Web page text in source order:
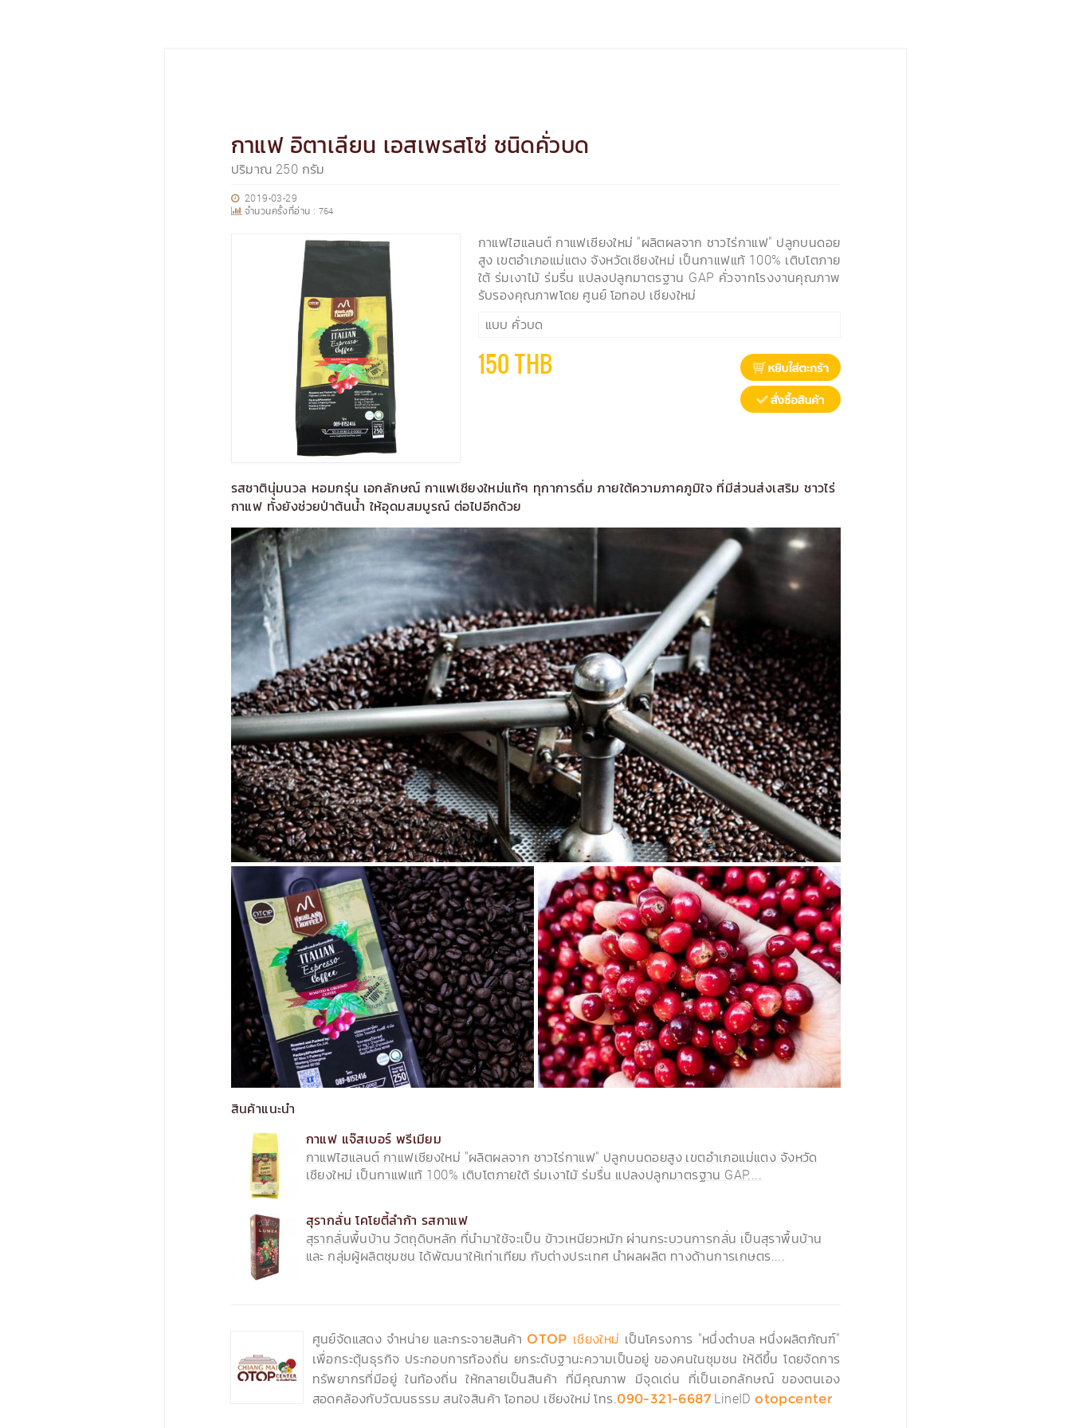
กาแฟ อิตาเลียน เอสเพรสโซ่ ชนิดคั่วบด
ปริมาณ 250 กรัม
2019-03-29
จำนวนครั้งที่อ่าน : 764
กาแฟไฮแลนต์ กาแฟเชียงใหม่ "ผลิตผลจาก ชาวไร่กาแฟ" ปลูกบนดอย
สูง เขตอำเภอแม่แตง จังหวัดเชียงใหม่ เป็นกาแฟแท้ 100% เติบโตภาย
ใต้ ร่มเงาไม้ ร่มรื่น แปลงปลูกมาตรฐาน GAP คั่วจากโรงงานคุณภาพ
รับรองคุณภาพโดย ศูนย์ โอทอป เชียงใหม่
แบบ คั่วบด
150 THB
‹
รสชาตินุ่มนวล หอมกรุ่น เอกลักษณ์ กาแฟเชียงใหม่แท้ๆ ทุกาการดื่ม ภายใต้ความภาคภูมิใจ ที่มีส่วนส่งเสริม ชาวไร่
กาแฟ ทั้งยังช่วยป่าต้นน้ำ ให้อุดมสมบูรณ์ ต่อไปอีกด้วย
สินค้าแนะนำ
กาแฟ แจ๊สเบอร์ พรีเมียม
กาแฟไฮแลนต์ กาแฟเชียงใหม่ "ผลิตผลจาก ชาวไร่กาแฟ" ปลูกบนดอยสูง เขตอำเภอแม่แตง จังหวัด
เชียงใหม่ เป็นกาแฟแท้ 100% เติบโตภายใต้ ร่มเงาไม้ ร่มรื่น แปลงปลูกมาตรฐาน GAP....
สุรากลั่น โคโยตี้ลำก้า รสกาแฟ
สุรากลั่นพื้นบ้าน วัตถุดิบหลัก ที่นำมาใช้จะเป็น ข้าวเหนียวหมัก ผ่านกระบวนการกลั่น เป็นสุราพื้นบ้าน
และ กลุ่มผู้ผลิตชุมชน ได้พัฒนาให้เท่าเทียม กับต่างประเทศ นำผลผลิต ทางด้านการเกษตร....
ศูนย์จัดแสดง จำหน่าย และกระจายสินค้า OTOP เชียงใหม่ เป็นโครงการ "หนึ่งตำบล หนึ่งผลิตภัณฑ์"
เพื่อกระตุ้นธุรกิจ ประกอบการท้องถิ่น ยกระดับฐานะความเป็นอยู่ ของคนในชุมชน ให้ดีขึ้น โดยจัดการ
ทรัพยากรที่มีอยู่ ในท้องถิ่น ให้กลายเป็นสินค้า ที่มีคุณภาพ มีจุดเด่น ที่เป็นเอกลักษณ์ ของตนเอง
สอดคล้องกับวัฒนธรรม สนใจสินค้า โอทอป เชียงใหม่ โทร.090-321-6687LineIDotopcenter